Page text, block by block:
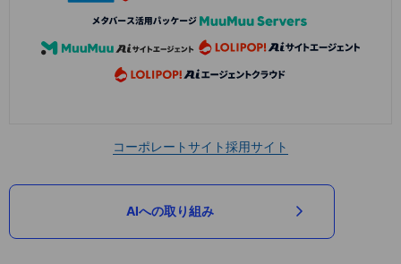
コーポレートサイト採用サイト
AIへの取り組み